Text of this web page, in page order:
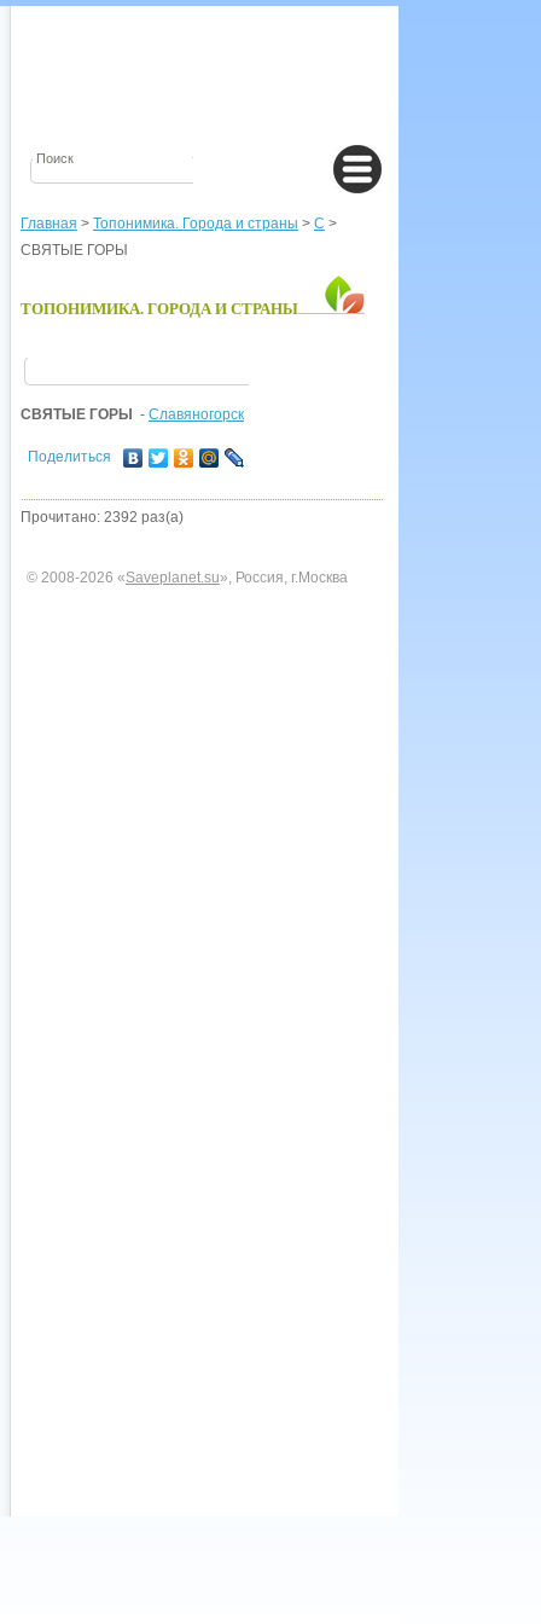
Главная > Топонимика. Города и страны > С >
СВЯТЫЕ ГОРЫ
ТОПОНИМИКА. ГОРОДА И СТРАНЫ
СВЯТЫЕ ГОРЫ - Славяногорск
Поделиться
Прочитано: 2392 раз(а)
© 2008-2026 «Saveplanet.su», Россия, г.Москва